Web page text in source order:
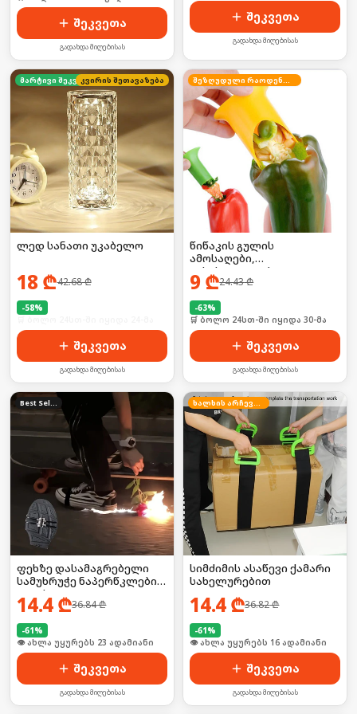
შეკვეთა
გადახდა მიღებისას
შეკვეთა
გადახდა მიღებისას
მარტივი შეკვეთა
კვირის შეთავაზება
ლედ სანათი უკაბელო
18 ₾42.68₾
-58%
შეკვეთა
გადახდა მიღებისას
შეზღუდული რაოდენობა
წიწაკის გულის
ამოსაღები,
გასასუფთავებელი
9 ₾24.43₾
-63%
🛒 ბოლო 24სთ-ში იყიდა 30-მა
შეკვეთა
გადახდა მიღებისას
Best Seller
ფეხზე დასამაგრებელი
სამუხრუჭე ნაპერწკლების
ეფექტით
14.4₾36.84₾
-61%
🛒 ბოლო 24სთ-ში იყიდა 30-მა
შეკვეთა
გადახდა მიღებისას
ხალხის არჩევანი
სიმძიმის ასაწევი ქამარი
სახელურებით
14.4₾36.82₾
-61%
🛒 ბოლო 24სთ-ში იყიდა 20-მა
შეკვეთა
გადახდა მიღებისას